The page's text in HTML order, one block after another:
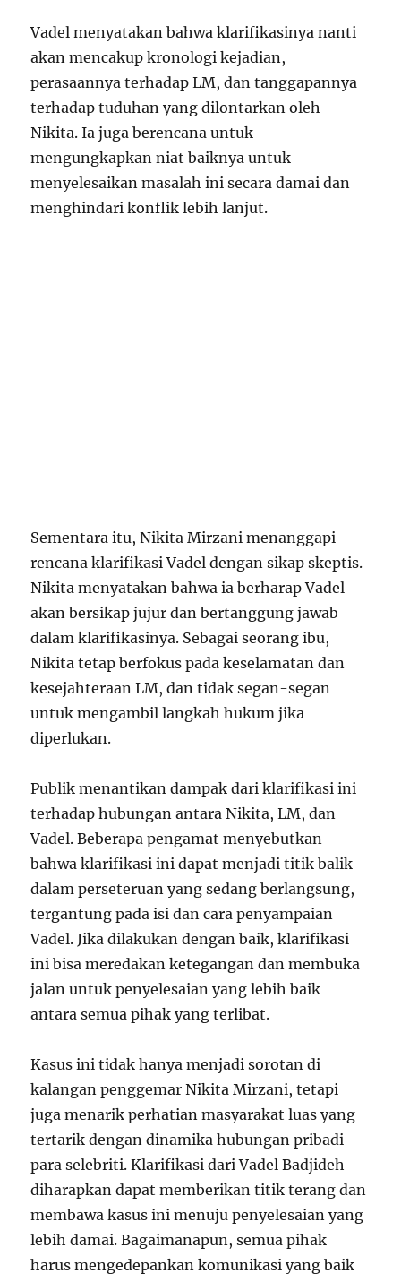
Vadel menyatakan bahwa klarifikasinya nanti
akan mencakup kronologi kejadian,
perasaannya terhadap LM, dan tanggapannya
terhadap tuduhan yang dilontarkan oleh
Nikita. Ia juga berencana untuk
mengungkapkan niat baiknya untuk
menyelesaikan masalah ini secara damai dan
menghindari konflik lebih lanjut.
Sementara itu, Nikita Mirzani menanggapi
rencana klarifikasi Vadel dengan sikap skeptis.
Nikita menyatakan bahwa ia berharap Vadel
akan bersikap jujur dan bertanggung jawab
dalam klarifikasinya. Sebagai seorang ibu,
Nikita tetap berfokus pada keselamatan dan
kesejahteraan LM, dan tidak segan-segan
untuk mengambil langkah hukum jika
diperlukan.
Publik menantikan dampak dari klarifikasi ini
terhadap hubungan antara Nikita, LM, dan
Vadel. Beberapa pengamat menyebutkan
bahwa klarifikasi ini dapat menjadi titik balik
dalam perseteruan yang sedang berlangsung,
tergantung pada isi dan cara penyampaian
Vadel. Jika dilakukan dengan baik, klarifikasi
ini bisa meredakan ketegangan dan membuka
jalan untuk penyelesaian yang lebih baik
antara semua pihak yang terlibat.
Kasus ini tidak hanya menjadi sorotan di
kalangan penggemar Nikita Mirzani, tetapi
juga menarik perhatian masyarakat luas yang
tertarik dengan dinamika hubungan pribadi
para selebriti. Klarifikasi dari Vadel Badjideh
diharapkan dapat memberikan titik terang dan
membawa kasus ini menuju penyelesaian yang
lebih damai. Bagaimanapun, semua pihak
harus mengedepankan komunikasi yang baik